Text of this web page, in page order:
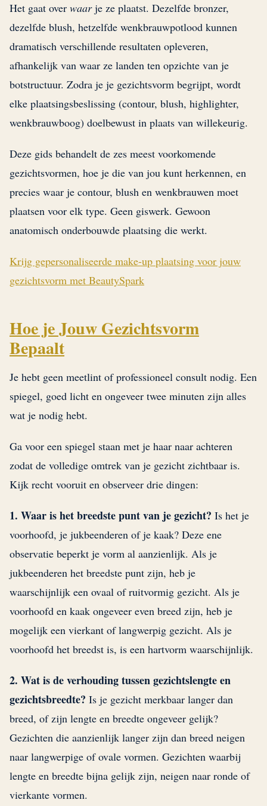
Het gaat over waarje ze plaatst. Dezelfde bronzer,
dezelfde blush, hetzelfde wenkbrauwpotlood kunnen
dramatisch verschillende resultaten opleveren,
afhankelijk van waar ze landen ten opzichte van je
botstructuur. Zodra je je gezichtsvorm begrijpt, wordt
elke plaatsingsbeslissing (contour, blush, highlighter,
wenkbrauwboog) doelbewust in plaats van willekeurig.
Deze gids behandelt de zes meest voorkomende
gezichtsvormen, hoe je die van jou kunt herkennen, en
precies waar je contour, blush en wenkbrauwen moet
plaatsen voor elk type. Geen giswerk. Gewoon
anatomisch onderbouwde plaatsing die werkt.
Krijg gepersonaliseerde make-up plaatsing voor jouw
gezichtsvorm met BeautySpark
Hoe je Jouw Gezichtsvorm
Bepaalt
Je hebt geen meetlint of professioneel consult nodig. Een
spiegel, goed licht en ongeveer twee minuten zijn alles
wat je nodig hebt.
Ga voor een spiegel staan met je haar naar achteren
zodat de volledige omtrek van je gezicht zichtbaar is.
Kijk recht vooruit en observeer drie dingen:
1. Waar is het breedste punt van je gezicht? Is het je
voorhoofd, je jukbeenderen of je kaak? Deze ene
observatie beperkt je vorm al aanzienlijk. Als je
jukbeenderen het breedste punt zijn, heb je
waarschijnlijk een ovaal of ruitvormig gezicht. Als je
voorhoofd en kaak ongeveer even breed zijn, heb je
mogelijk een vierkant of langwerpig gezicht. Als je
voorhoofd het breedst is, is een hartvorm waarschijnlijk.
2. Wat is de verhouding tussen gezichtslengte en
gezichtsbreedte? Is je gezicht merkbaar langer dan
breed, of zijn lengte en breedte ongeveer gelijk?
Gezichten die aanzienlijk langer zijn dan breed neigen
naar langwerpige of ovale vormen. Gezichten waarbij
lengte en breedte bijna gelijk zijn, neigen naar ronde of
vierkante vormen.